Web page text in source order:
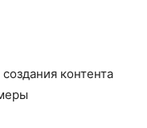
контента